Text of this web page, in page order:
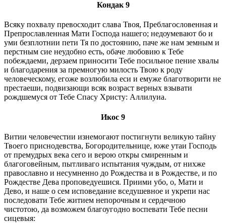
Кондак 9
Всяку похвалу превосходит слава Твоя, Преблагословенная и
Препрославленная Мати Господа нашего; недоумевают бо и
уми безплотнии пети Тя по достоянию, паче же нам земным и
перстным сие неудобно есть, обаче любовию к Тебе
побеждаеми, дерзаем приносити Тебе посильное пение хвалы
и благодарения за премногую милость Твою к роду
человеческому, егоже возлюбила еси и емуже благотворити не
престаеши, подвизающи всяк возраст верных взывати
рождшемуся от Тебе Спасу Христу: Аллилуиа.
Икос 9
Витии человечестии изнемогают постигнути великую тайну
Твоего приснодевства, Богородительнице, юже утаи Господь
от премудрых века сего и верою откры смиренным и
благоговейным, пытливаго испытания чуждым, от нихже
православно и несумненно до Рождества и в Рождестве, и по
Рождестве Дева проповедуешися. Приими убо, о, Мати и
Дево, и наше о сем исповедание вседушевное и укрепи нас
последовати Тебе житием непорочным и сердечною
чистотою, да возможем благоугодно воспевати Тебе песни
сицевыя: